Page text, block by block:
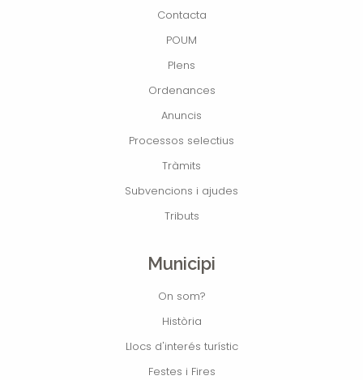
Contacta
POUM
Plens
Ordenances
Anuncis
Processos selectius
Tràmits
Subvencions i ajudes
Tributs
Municipi
On som?
Història
Llocs d'interés turístic
Festes i Fires